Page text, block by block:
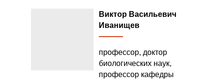
Виктор Васильевич
Иванищев
профессор, доктор
биологических наук,
профессор кафедры